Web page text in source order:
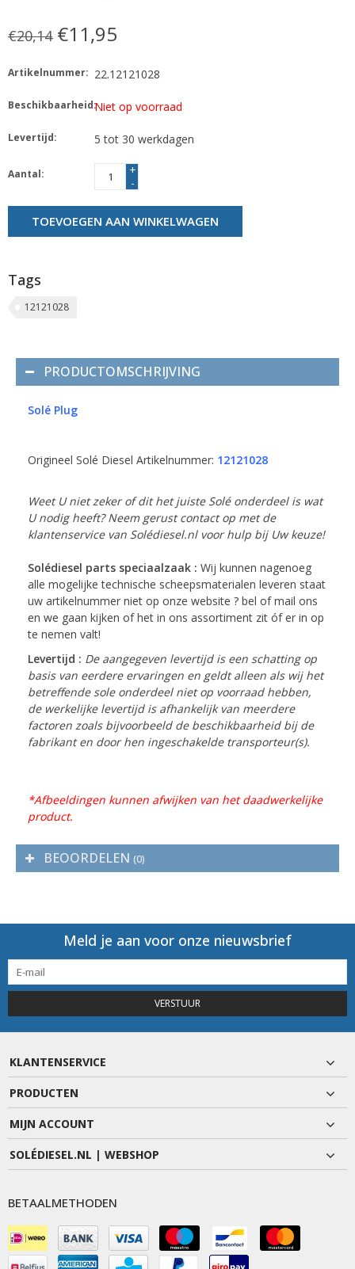
€20,14 €11,95
Artikelnummer: 22.12121028
Beschikbaarheid:Niet op voorraad
Levertijd: 5 tot 30 werkdagen
Aantal:
+
-
TOEVOEGEN AAN WINKELWAGEN
Tags
12121028
PRODUCTOMSCHRIJVING
Solé Plug
Origineel Solé Diesel Artikelnummer: 12121028
Weet U niet zeker of dit het juiste Solé onderdeel is wat
U nodig heeft? Neem gerust contact op met de
klantenservice van Solédiesel.nl voor hulp bij Uw keuze!
Solédiesel parts speciaalzaak : Wij kunnen nagenoeg
alle mogelijke technische scheepsmaterialen leveren staat
uw artikelnummer niet op onze website ? bel of mail ons
en we gaan kijken of het in ons assortiment zit óf er in op
te nemen valt!
Levertijd : De aangegeven levertijd is een schatting op
basis van eerdere ervaringen en geldt alleen als wij het
betreffende sole onderdeel niet op voorraad hebben,
de werkelijke levertijd is afhankelijk van meerdere
factoren zoals bijvoorbeeld de beschikbaarheid bij de
fabrikant en door hen ingeschakelde transporteur(s).
*Afbeeldingen kunnen afwijken van het daadwerkelijke
product.
BEOORDELEN (0)
Meld je aan voor onze nieuwsbrief
VERSTUUR
KLANTENSERVICE
PRODUCTEN
MIJN ACCOUNT
SOLÉDIESEL.NL | WEBSHOP
BETAALMETHODEN